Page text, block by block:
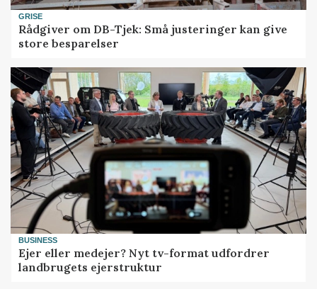
GRISE
Rådgiver om DB-Tjek: Små justeringer kan give
store besparelser
BUSINESS
Ejer eller medejer? Nyt tv-format udfordrer
landbrugets ejerstruktur